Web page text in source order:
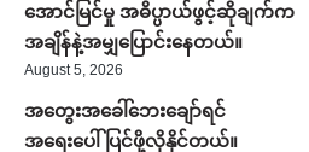
အောင်မြင်မှု အဓိပ္ပာယ်ဖွင့်ဆိုချက်က
အချိန်နဲ့အမျှပြောင်းနေတယ်။
August 5, 2026
အတွေးအခေါ်ဘေးချော်ရင်
အရေးပေါ်ပြင်ဖို့လိုနိုင်တယ်။